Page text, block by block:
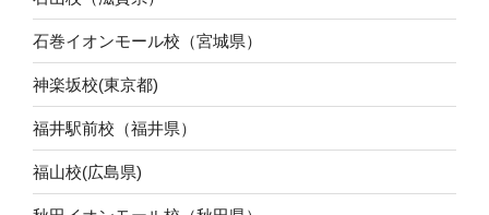
石巻イオンモール校（宮城県）
神楽坂校(東京都)
福井駅前校（福井県）
福山校(広島県)